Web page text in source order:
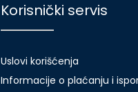
Korisnički servis
Uslovi korišćenja
Informacije o plaćanju i